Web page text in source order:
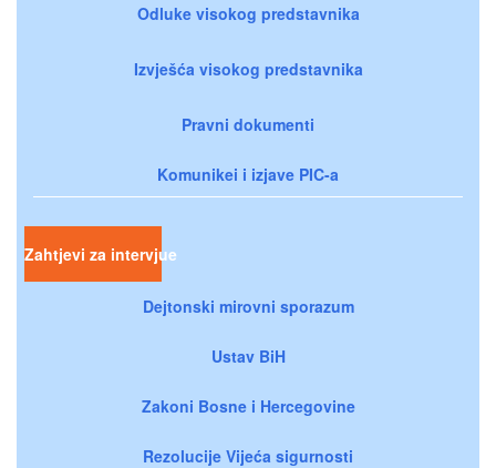
Odluke visokog predstavnika
Izvješća visokog predstavnika
Pravni dokumenti
Komunikei i izjave PIC-a
Zahtjevi za intervjue
Dejtonski mirovni sporazum
Ustav BiH
Zakoni Bosne i Hercegovine
Rezolucije Vijeća sigurnosti